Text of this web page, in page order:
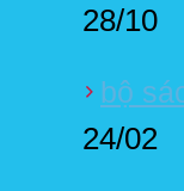
28/10
bộ
24/02